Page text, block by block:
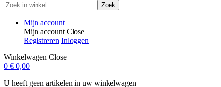
Zoek
Mijn account
Mijn account Close
Registreren Inloggen
Winkelwagen Close
0 € 0,00
U heeft geen artikelen in uw winkelwagen